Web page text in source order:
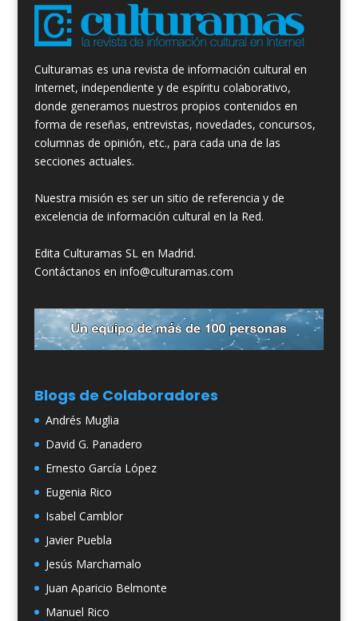
Culturamas es una revista de información cultural en
Internet, independiente y de espíritu colaborativo,
donde generamos nuestros propios contenidos en
forma de reseñas, entrevistas, novedades, concursos,
columnas de opinión, etc., para cada una de las
secciones actuales.
Nuestra misión es ser un sitio de referencia y de
excelencia de información cultural en la Red.
Edita Culturamas SL en Madrid.
Contáctanos en info@culturamas.com
Blogs de Colaboradores
Andrés Muglia
David G. Panadero
Ernesto García López
Eugenia Rico
Isabel Camblor
Javier Puebla
Jesús Marchamalo
Juan Aparicio Belmonte
Manuel Rico